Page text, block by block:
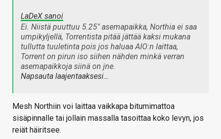
LaDeX sanoi
Ei. Niistä puuttuu 5.25" asemapaikka, Northia ei saa
umpikyljellä, Torrentista pitää jättää kaksi mukana
tullutta tuuletinta pois jos haluaa AIO:n laittaa,
Torrent on pirun iso siihen nähden minkä verran
asemapaikkoja siinä on jne.
Napsauta laajentaaksesi…
Mesh Northiin voi laittaa vaikkapa bitumimattoa
sisäpinnalle tai jollain massalla tasoittaa koko levyn, jos
reiät häiritsee.